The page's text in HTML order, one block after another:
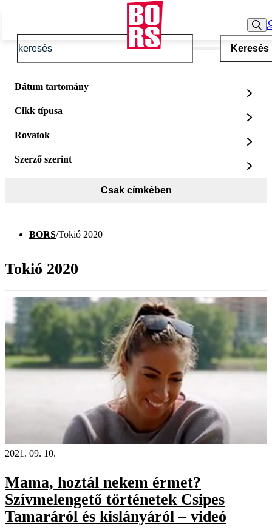
Keresés
Dátum tartomány
Cikk típusa
Rovatok
Szerző szerint
Csak címkében
BORS/Tokió 2020
Tokió 2020
2021. 09. 10.
Mama, hoztál nekem érmet?
Szívmelengető történetek Csipes
Tamaráról és kislányáról – videó